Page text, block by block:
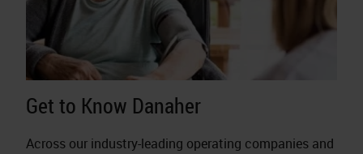
Get to Know Danaher
Across our industry-leading operating companies and